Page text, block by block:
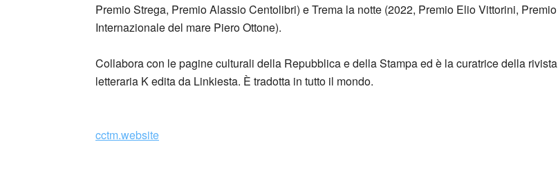
Premio Strega, Premio Alassio Centolibri) e Trema la notte (2022, Premio Elio Vittorini, Premio
Internazionale del mare Piero Ottone).
Collabora con le pagine culturali della Repubblica e della Stampa ed è la curatrice della rivista
letteraria K edita da Linkiesta. È tradotta in tutto il mondo.
cctm.website